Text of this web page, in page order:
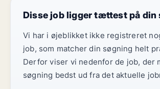
Disse job ligger tættest på din
Vi har i øjeblikket ikke registreret
job, som matcher din søgning helt
Derfor viser vi nedenfor de job, der
søgning bedst ud fra det aktuelle